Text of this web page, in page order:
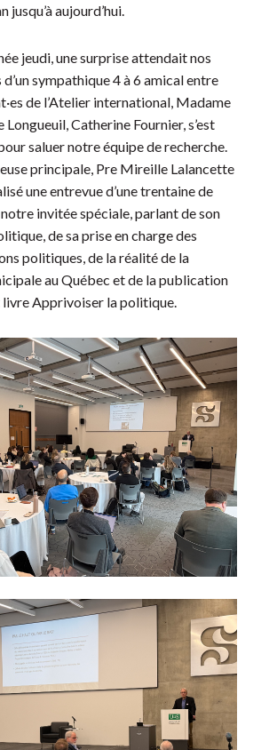
jusqu’à aujourd’hui.
jeudi, une surprise attendait nos
d’un sympathique 4 à 6 amical entre
de l’Atelier international, Madame
Longueuil, Catherine Fournier, s’est
saluer notre équipe de recherche.
principale, Pre Mireille Lalancette
une entrevue d’une trentaine de
invitée spéciale, parlant de son
de sa prise en charge des
politiques, de la réalité de la
au Québec et de la publication
livre Apprivoiser la politique.